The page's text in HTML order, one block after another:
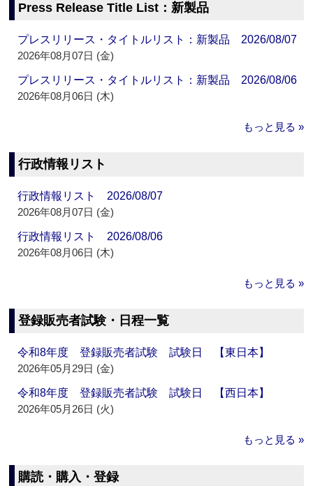
Press Release Title List：新製品
プレスリリース・タイトルリスト：新製品 2026/08/07
2026年08月07日 (金)
プレスリリース・タイトルリスト：新製品 2026/08/06
2026年08月06日 (木)
もっと見る »
行政情報リスト
行政情報リスト 2026/08/07
2026年08月07日 (金)
行政情報リスト 2026/08/06
2026年08月06日 (木)
もっと見る »
登録販売者試験・日程一覧
令和8年度 登録販売者試験 試験日 【東日本】
2026年05月29日 (金)
令和8年度 登録販売者試験 試験日 【西日本】
2026年05月26日 (火)
もっと見る »
購読・購入・登録